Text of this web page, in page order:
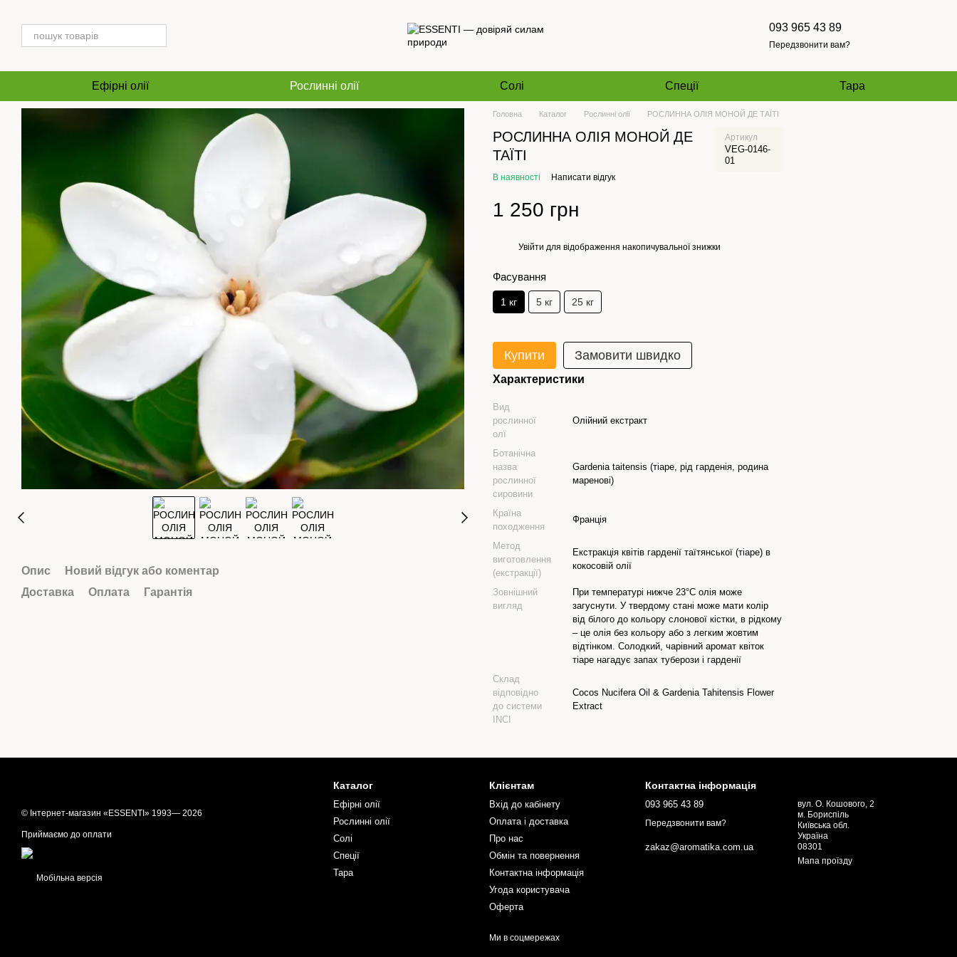
093 965 43 89
Передзвонити вам?
Ефірні олії Рослинні олії Солі Спеції Тара
Опис
Новий відгук або коментар
Доставка
Оплата Гарантія
Головна Каталог Рослинні олії РОСЛИННА ОЛІЯ МОНОЙ ДЕ ТАЇТІ
РОСЛИННА ОЛІЯ МОНОЙ ДЕ
ТАЇТІ
Артикул
VEG-0146-
01
В наявності Написати відгук
1 250 грн
Увійти для відображення накопичувальної знижки
Фасування
1 кг 5 кг 25 кг
Купити Замовити швидко
Характеристики
Вид
рослинної
олї
Олійний екстракт
Ботанічна
назва
рослинної
сировини
Gardenia taitensis (тіаре, рід гарденія, родина
маренові)
Країна
походження
Франція
Метод
виготовлення
(екстракції)
Екстракція квітів гарденії таїтянської (тіаре) в
кокосовій олії
Зовнішний
вигляд
При температурі нижче 23°С олія може
загуснути. У твердому стані може мати колір
від білого до кольору слонової кістки, в рідкому
– це олія без кольору або з легким жовтим
відтінком. Солодкий, чарівний аромат квіток
тіаре нагадує запах туберози і гарденії
Склад
відповідно
до системи
INCI
Cocos Nucifera Oil & Gardenia Tahitensis Flower
Extract
© Інтернет-магазин «ESSENTI» 1993— 2026
Приймаємо до оплати
Мобільна версія
Каталог
Ефірні олії
Рослинні олії
Солі
Спеції
Тара
Клієнтам
Вхід до кабінету
Оплата і доставка
Про нас
Обмін та повернення
Контактна інформація
Угода користувача
Оферта
Ми в соцмережах
Контактна інформація
093 965 43 89
Передзвонити вам?
zakaz@aromatika.com.ua
вул. О. Кошового, 2
м. Бориcпіль
Київська обл.
Україна
08301
Мапа проїзду